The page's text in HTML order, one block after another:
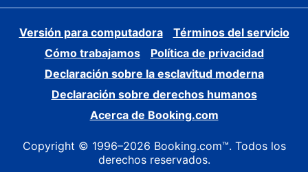
Versión para computadora
Términos del servicio
Cómo trabajamos
Política de privacidad
Declaración sobre la esclavitud moderna
Declaración sobre derechos humanos
Acerca de Booking.com
Copyright © 1996–2026 Booking.com™. Todos los
derechos reservados.